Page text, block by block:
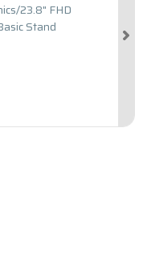
23.8" FHD
Stand